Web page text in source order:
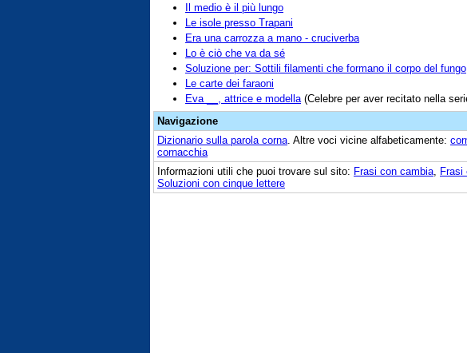
Il medio è il più lungo
Le isole presso Trapani
Era una carrozza a mano - cruciverba
Lo è ciò che va da sé
Soluzione per: Sottili filamenti che formano il corpo del fungo
Le carte dei faraoni
Eva __, attrice e modella (Celebre per aver recitato nella
Navigazione
Dizionario sulla parola corna . Altre voci vicine alfabeticamente:
cornacchia
Informazioni utili che puoi trovare sul sito: Frasi con cambia Frasi
Soluzioni con cinque lettere